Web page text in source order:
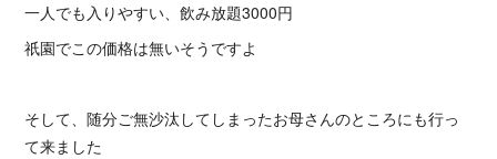
一人でも入りやすい、飲み放題3000円
祇園でこの価格は無いそうですよ
そして、随分ご無沙汰してしまったお母さんのところにも行っ
て来ました